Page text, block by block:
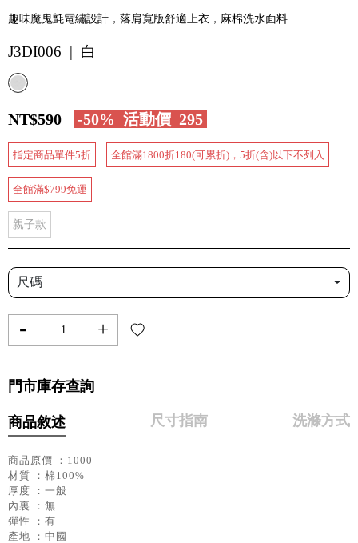
趣味魔鬼氈電繡設計，落肩寬版舒適上衣，麻棉洗水面料
J3DI006 | 白
NT$590 -50% 活動價 295
指定商品單件5折 全館滿1800折180(可累折)，5折(含)以下不列入
全館滿$799免運
親子款
尺碼
- +
門市庫存查詢
商品敘述 尺寸指南 洗滌方式
商品原價 ：1000
材質 ：棉100%
厚度 ：一般
內裏 ：無
彈性 ：有
產地 ：中國